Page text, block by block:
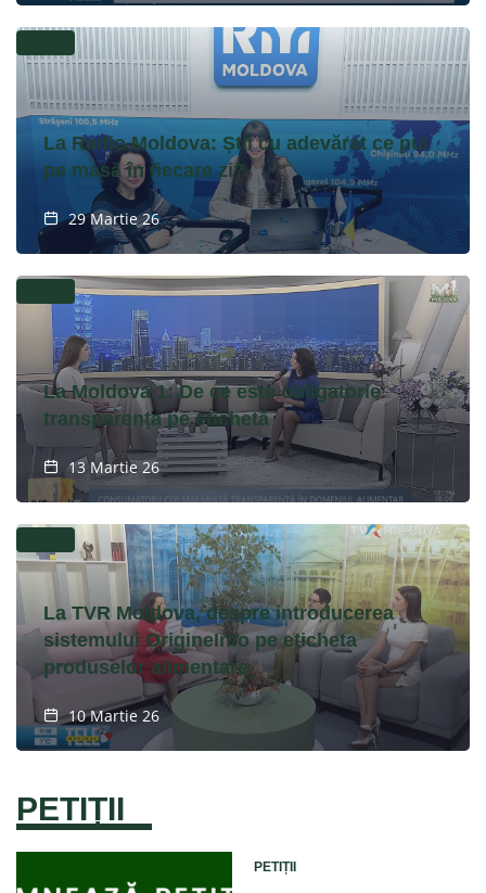
La Radio Moldova: Știi cu adevărat ce pui
pe masă în fiecare zi?
29 Martie 26
La Moldova 1: De ce este obligatorie
transparența pe etichetă
13 Martie 26
La TVR Moldova, despre introducerea
sistemului OrigineInfo pe eticheta
produselor alimentare
10 Martie 26
PETIȚII
PETIȚII